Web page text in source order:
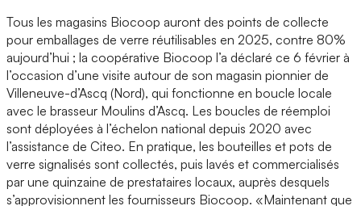
Tous les magasins Biocoop auront des points de collecte
pour emballages de verre réutilisables en 2025, contre 80%
aujourd’hui ; la coopérative Biocoop l’a déclaré ce 6 février à
l’occasion d’une visite autour de son magasin pionnier de
Villeneuve-d’Ascq (Nord), qui fonctionne en boucle locale
avec le brasseur Moulins d’Ascq. Les boucles de réemploi
sont déployées à l’échelon national depuis 2020 avec
l’assistance de Citeo. En pratique, les bouteilles et pots de
verre signalisés sont collectés, puis lavés et commercialisés
par une quinzaine de prestataires locaux, auprès desquels
s’approvisionnent les fournisseurs Biocoop. «Maintenant que